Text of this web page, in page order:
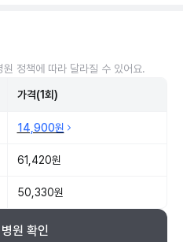
정책에 따라 달라질 수 있어요.
가격(1회)
14,900원
61,420원
50,330원
원 확인